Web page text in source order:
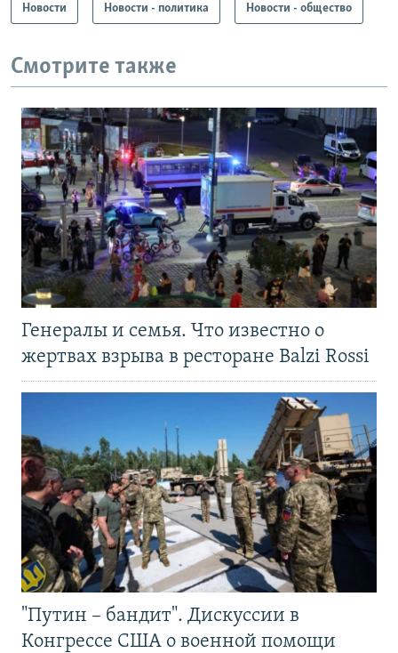
Новости Новости - политика Новости - общество
Смотрите также
Генералы и семья. Что известно о
жертвах взрыва в ресторане Balzi Rossi
"Путин – бандит". Дискуссии в
Конгрессе США о военной помощи